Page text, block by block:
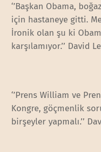
‘’Başkan Obama,
için hastaneye gitti.
İronik olan şu ki
karşılamıyor.’’ David
‘’Prens William ve
Kongre, göçmenlik
birşeyler yapmalı.’’